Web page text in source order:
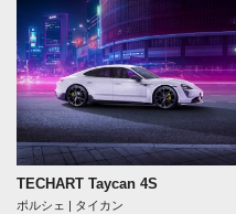
TECHART Taycan 4S
ポルシェ | タイカン